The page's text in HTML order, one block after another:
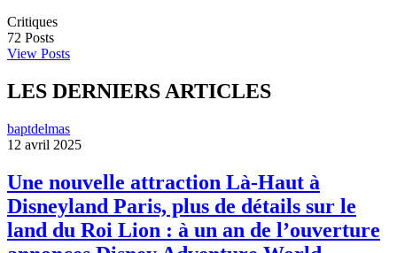
Critiques
72 Posts
View Posts
LES DERNIERS ARTICLES
baptdelmas
12 avril 2025
Une nouvelle attraction Là-Haut à
Disneyland Paris, plus de détails sur le
land du Roi Lion : à un an de l’ouverture